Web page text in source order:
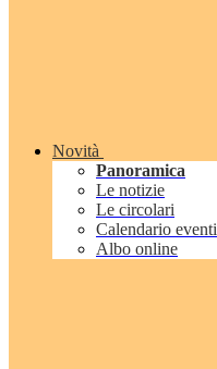
Novità
Panoramica
Le notizie
Le circolari
Calendario eventi
Albo online